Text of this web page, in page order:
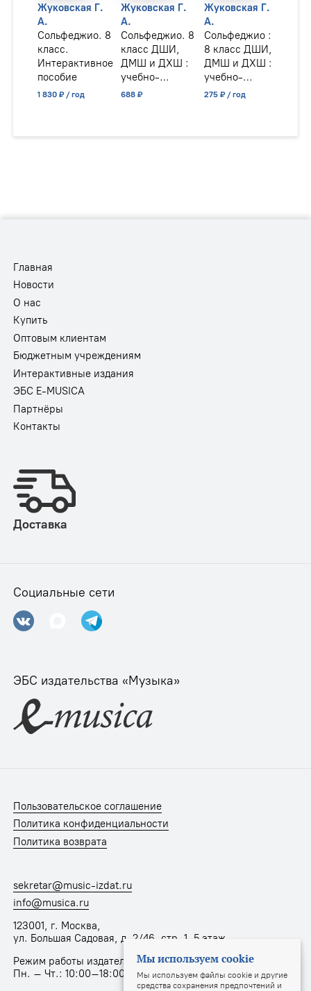
Жуковская Г.
А.
Сольфеджио. 8
класс.
Интерактивное
пособие
1 830 ₽ / год
Жуковская Г.
А.
Сольфеджио. 8
класс ДШИ,
ДМШ и ДХШ :
учебно-
методическое
688 ₽
Жуковская Г.
А.
Сольфеджио :
8 класс ДШИ,
ДМШ и ДХШ :
учебно-
методическое
275 ₽ / год
Главная
Новости
О нас
Купить
Оптовым клиентам
Бюджетным учреждениям
Интерактивные издания
ЭБС E-MUSICA
Партнёры
Контакты
Доставка
Социальные сети
ЭБС издательства «Музыка»
Пользовательское соглашение
Политика конфиденциальности
Политика возврата
sekretar@music-izdat.ru
info@musica.ru
123001, г. Москва,
ул. Большая Садовая, д. 2/46, стр. 1, 5 этаж
Режим работы издательства:
Пн. – Чт.: 10:00–18:00, Пт.: 10:00–17:00
Мы используем cookie
Мы используем файлы cookie и другие
средства сохранения предпочтений и